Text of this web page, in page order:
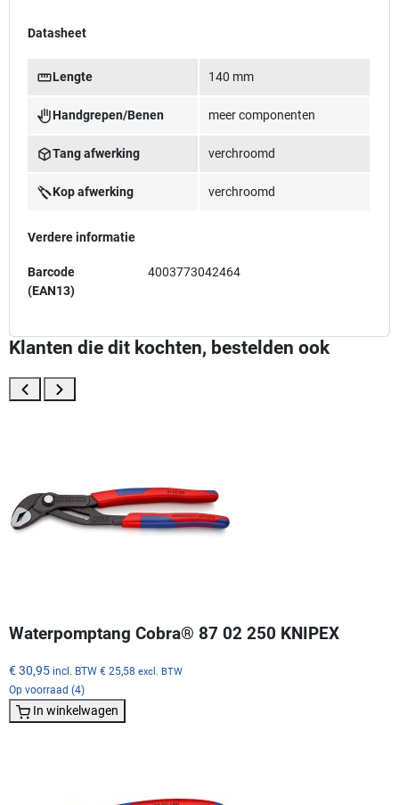
Datasheet
Lengte 140 mm
Handgrepen/Benen meer componenten
Tang afwerking verchroomd
Kop afwerking verchroomd
Verdere informatie
Barcode
(EAN13)
4003773042464
Klanten die dit kochten, bestelden ook
Waterpomptang Cobra® 87 02 250 KNIPEX
€ 30,95 incl. BTW € 25,58 excl. BTW
Op voorraad (4)
In winkelwagen